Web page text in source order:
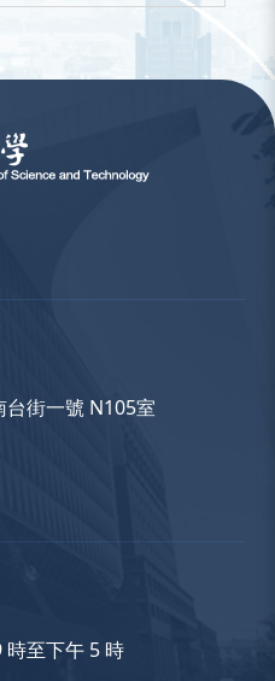
街一號 N105室
時至下午 5 時